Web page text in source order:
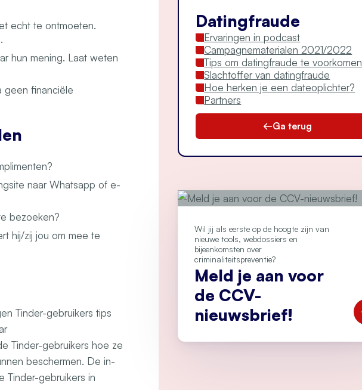
echt te ontmoeten.
hun mening. Laat weten
geen financiële
naar Whatsapp of e-
bezoeken?
hij/zij jou om mee te
Tinder-gebruikers tips
Tinder-gebruikers hoe ze
beschermen. De in-
Tinder-gebruikers in
Datingfraude
Ervaringen in podcast
Campagnematerialen 2021/2022
Tips om datingfraude te voorkomen
Slachtoffer van datingfraude
Hoe herken je een dateoplichter?
Partners
Ga terug
Wil jij als eerste op de hoogte zijn van
nieuwe tools, webdossiers en
bijeenkomsten over
criminaliteitspreventie?
Meld je aan voor
de CCV-
nieuwsbrief!